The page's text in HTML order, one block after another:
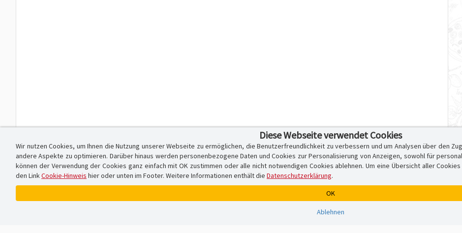
Diese Webseite verwendet Cookies
Wir nutzen Cookies, um Ihnen die Nutzung unserer Webseite zu ermöglichen, die Benutzerfreundlichkeit zu verbessern und um Analysen über den
andere Aspekte zu optimieren. Darüber hinaus werden personenbezogene Daten und Cookies zur Personalisierung von Anzeigen, sowohl für
können der Verwendung der Cookies ganz einfach mit OK zustimmen oder alle nicht notwendigen Cookies ablehnen. Um eine Übersicht aller
den LinkCookie-Hinweis hier oder unten im Footer. Weitere Informationen enthält die Datenschutzerklärung.
OK
Ablehnen